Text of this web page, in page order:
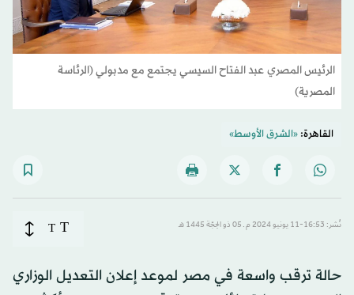
الرئيس المصري عبد الفتاح السيسي يجتمع مع مدبولي (الرئاسة
المصرية)
القاهرة:«الشرق الأوسط»
نُشر: 16:53-11 يونيو 2024 م ـ 05 ذو الحِجّة 1445 هـ T
T
حالة ترقب واسعة في مصر لموعد إعلان التعديل الوزاري